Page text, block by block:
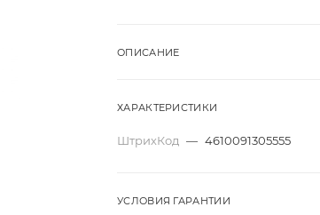
ОПИСАНИЕ
ХАРАКТЕРИСТИКИ
ШтрихКод — 4610091305555
УСЛОВИЯ ГАРАНТИИ